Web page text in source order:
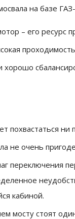
на базе
– его ресурс
хорошо
похвастаться
не очень
переключения
кабиной.
мосту стоят